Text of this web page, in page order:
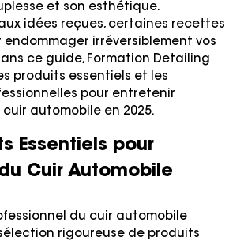
et son esthétique.
idées reçues, certaines recettes
endommager irréversiblement vos
ce guide, Formation Detailing
produits essentiels et les
pour entretenir
automobile en 2025.
Essentiels pour
Cuir Automobile
du cuir automobile
rigoureuse de produits